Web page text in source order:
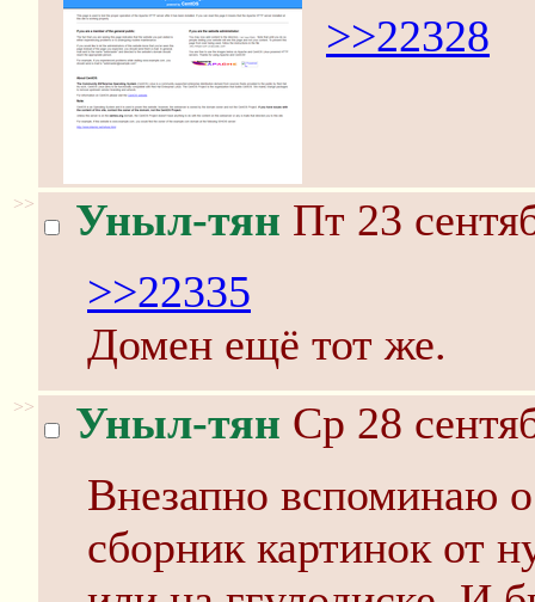
>>22328
>> Уныл-тян Пт 23
>>22335
Домен ещё тот же.
>> Уныл-тян Ср 28
Внезапно вспоминаю
сборник картинок от